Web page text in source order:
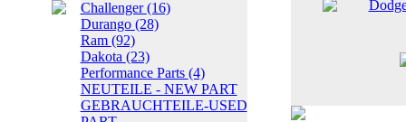
Challenger(16)
Durango (28)
Ram (92)
Dakota (23)
Performance Parts (4)
NEUTEILE - NEW PART
GEBRAUCHTEILE-USED